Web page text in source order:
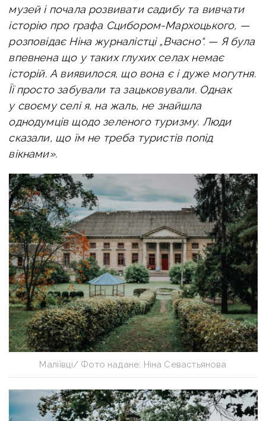
музей і почала розвивати садибу та вивчати
історію про графа Сцибором-Мархоцького, —
розповідає Ніна журналістці „Вчасно“. — Я була
впевнена що у таких глухих селах немає
історій. А виявилося, що вона є і дуже могутня.
Її просто забували та зацьковували. Однак
у своєму селі я, на жаль, не знайшла
однодумців щодо зеленого туризму. Люди
сказали, що їм не треба туристів попід
вікнами».
Маліївці/ Фото надане: Ніна Севастьянова